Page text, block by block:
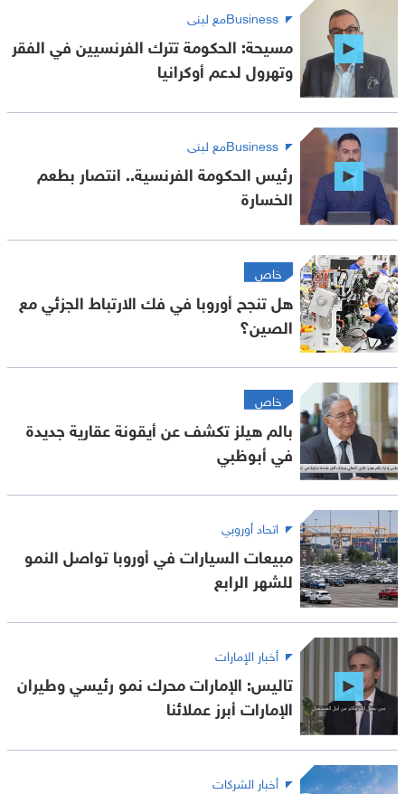
Businessمع لبنى
مسيحة: الحكومة تترك الفرنسيين في الفقر
وتهرول لدعم أوكرانيا
Businessمع لبنى
رئيس الحكومة الفرنسية.. انتصار بطعم
الخسارة
خاص
هل تنجح أوروبا في فك الارتباط الجزئي مع
الصين؟
خاص
بالم هيلز تكشف عن أيقونة عقارية جديدة
في أبوظبي
اتحاد أوروبي
مبيعات السيارات في أوروبا تواصل النمو
للشهر الرابع
أخبار الإمارات
تاليس: الإمارات محرك نمو رئيسي وطيران
الإمارات أبرز عملائنا
أخبار الشركات